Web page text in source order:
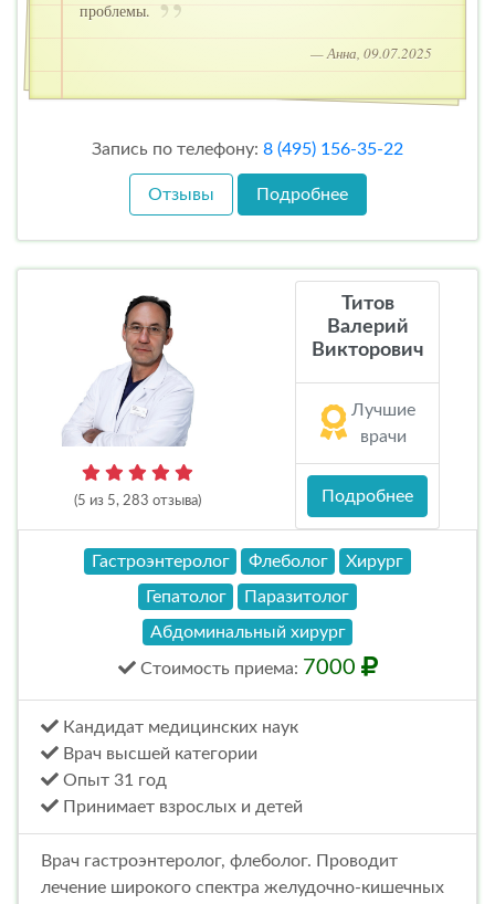
проблемы.
— Анна, 09.07.2025
Запись по телефону: 8 (495) 156-35-22
Отзывы Подробнее
(5 из 5, 283 отзыва)
Титов
Валерий
Викторович
Лучшие
врачи
Подробнее
Гастроэнтеролог Флеболог
Хирург
Гепатолог
Паразитолог
Абдоминальный хирург
Стоимость приема: 7000
Кандидат медицинских наук
Врач высшей категории
Опыт 31 год
Принимает взрослых и детей
Врач гастроэнтеролог, флеболог. Проводит
лечение широкого спектра желудочно-кишечных